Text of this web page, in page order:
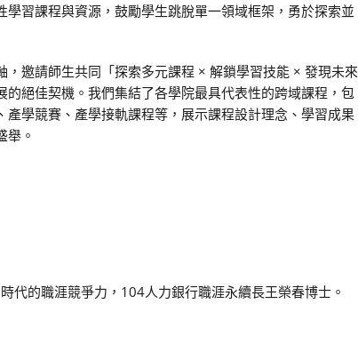
習課程與資源，鼓勵學生跳脫單一領域框架，勇於探索並
邀請師生共同「探索多元課程 × 解鎖學習技能 × 發現未來
絕佳契機。我們集結了各學院最具代表性的跨域課程，包
學競賽、產學接軌課程等，展示課程設計理念、學習成果
舉。
代的職涯競爭力，104人力銀行職涯永續長王榮春博士。